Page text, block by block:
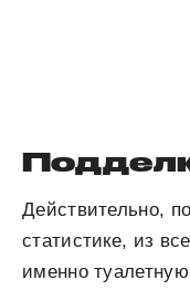
Действительно,
статистике, из
именно